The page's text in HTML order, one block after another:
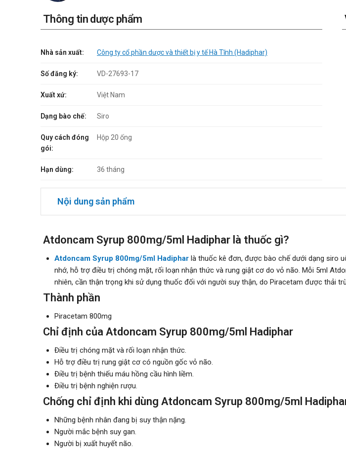
Thông tin dược phẩm
Nhà sản xuất: Công ty cổ phần dược và thiết bị y tế Hà Tĩnh (Hadiphar)
Số đăng ký: VD-27693-17
Xuất xứ: Việt Nam
Dạng bào chế: Siro
Quy cách đóng
gói:
Hộp 20 ống
Hạn dùng: 36 tháng
Nội dung sản phẩm
Atdoncam Syrup 800mg/5ml Hadiphar là thuốc gì?
Atdoncam Syrup 800mg/5ml Hadipharlà thuốc kê đơn, được bào chế dưới dạng siro
nhớ, hỗ trợ điều trị chóng mặt, rối loạn nhận thức và rung giật cơ do vỏ não. Mỗi 5ml
nhiên, cần thận trọng khi sử dụng thuốc đối với người suy thận, do Piracetam được thải
Thành phần
Piracetam 800mg
Chỉ định của Atdoncam Syrup 800mg/5ml Hadiphar
Điều trị chóng mặt và rối loạn nhận thức.
Hỗ trợ điều trị rung giật cơ có nguồn gốc vỏ não.
Điều trị bệnh thiếu máu hồng cầu hình liềm.
Điều trị bệnh nghiện rượu.
Chống chỉ định khi dùng Atdoncam Syrup 800mg/5ml
Những bệnh nhân đang bị suy thận nặng.
Người mắc bệnh suy gan.
Người bị xuất huyết não.